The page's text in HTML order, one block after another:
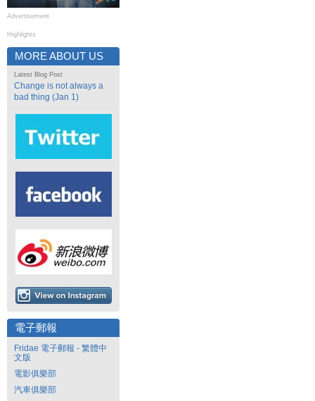
Advertisement
Highlights
MORE ABOUT US
Latest Blog Post
Change is not always a
bad thing (Jan 1)
電子郵報
Fridae 電子郵報 - 繁體中
文版
電影俱樂部
汽車俱樂部